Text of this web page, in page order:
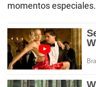
momentos especiales.